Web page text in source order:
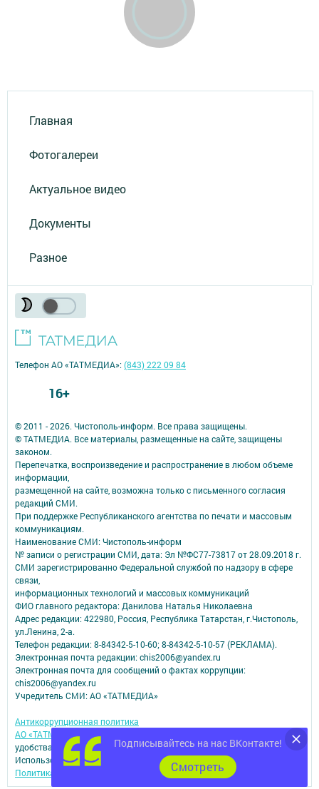
Главная
Фотогалереи
Актуальное видео
Документы
Разное
Подписывайтесь на нас ВКонтакте!
Cмотреть
© 2011 - 2026. Чистополь-информ. Все права защищены.
© ТАТМЕДИА. Все материалы, размещенные на сайте, защищены
законом.
Перепечатка, воспроизведение и распространение в любом объеме
информации,
размещенной на сайте, возможна только с письменного согласия
редакций СМИ.
При поддержке Республиканского агентства по печати и массовым
коммуникациям.
Наименование СМИ: Чистополь-информ
№ записи о регистрации СМИ, дата: Эл №ФС77-73817 от 28.09.2018 г.
СМИ зарегистрированно Федеральной службой по надзору в сфере
связи,
информационных технологий и массовых коммуникаций
ФИО главного редактора: Данилова Наталья Николаевна
Адрес редакции: 422980, Россия, Республика Татарстан, г.Чистополь,
ул.Ленина, 2-а.
Телефон редакции: 8-84342-5-10-60; 8-84342-5-10-57 (РЕКЛАМА).
Электронная почта редакции: chis2006@yandex.ru
Электронная почта для сообщений о фактах коррупции:
chis2006@yandex.ru
Учредитель СМИ: АО «ТАТМЕДИА»
Антикоррупционная политика
АО «ТАТМЕДИА» использует «cookie»
для персонализации сервисов и
удобства пользователей сайтом.
Использование «cookie» можно отменить в настройках браузера.
Политика конфиденциальности
Телефон АО «ТАТМЕДИА»:(843) 222 09 84
16+